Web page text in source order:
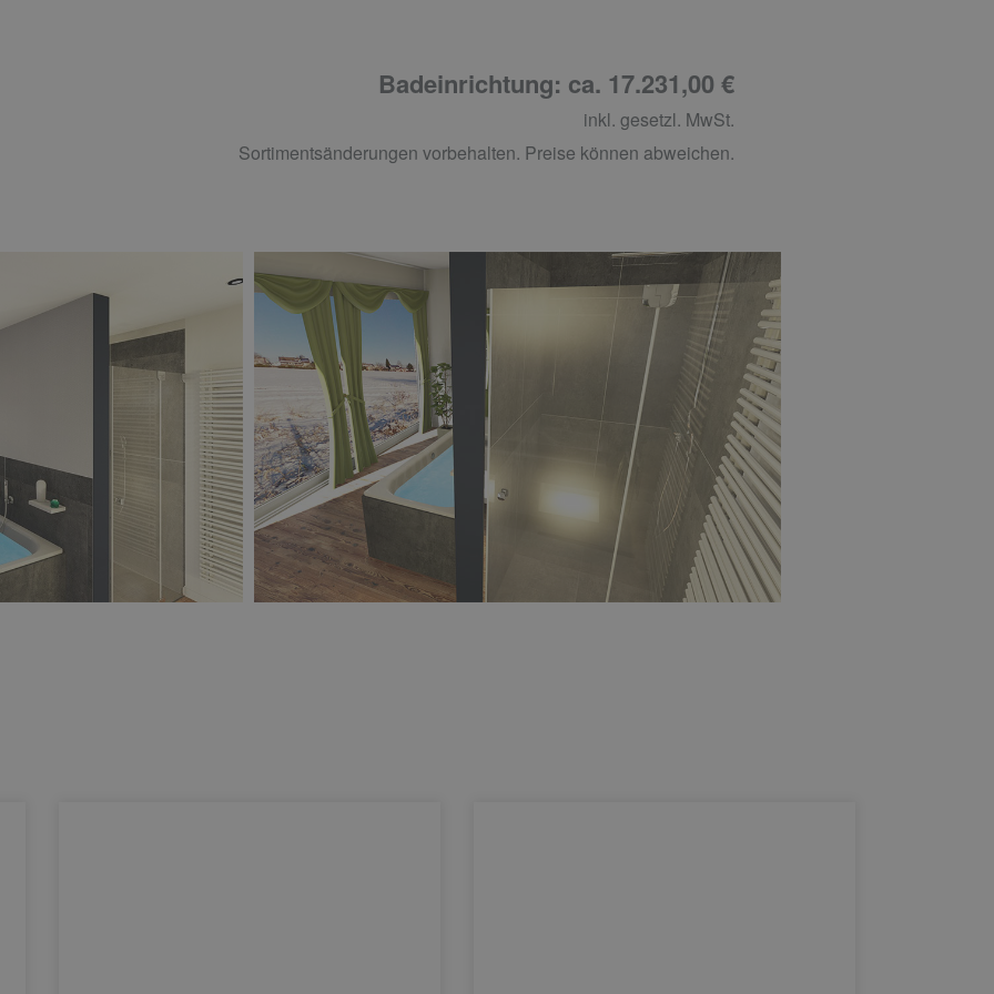
Badeinrichtung: ca. 17.231,00 €
inkl. gesetzl. MwSt.
Sortimentsänderungen vorbehalten. Preise können abweichen.